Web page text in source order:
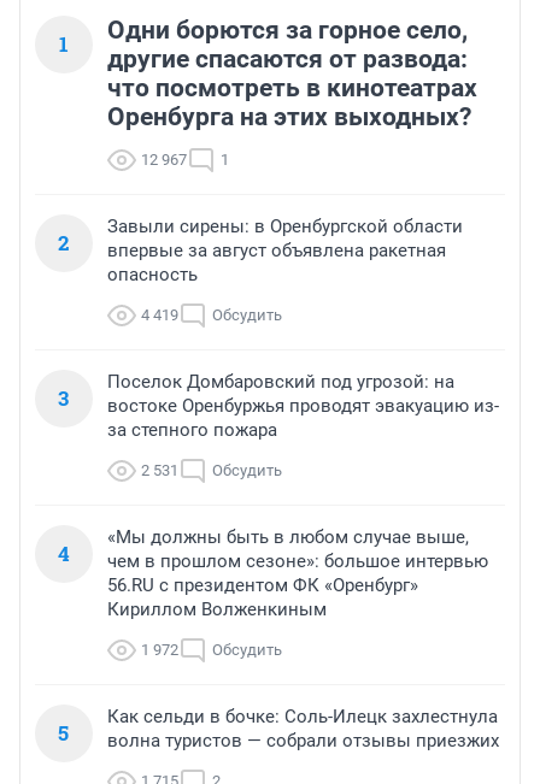
1
Одни борются за горное село,
другие спасаются от развода:
что посмотреть в кинотеатрах
Оренбурга на этих выходных?
12 967 1
2
Завыли сирены: в Оренбургской области
впервые за август объявлена ракетная
опасность
4 419 Обсудить
3
Поселок Домбаровский под угрозой: на
востоке Оренбуржья проводят эвакуацию из-
за степного пожара
2 531 Обсудить
4
«Мы должны быть в любом случае выше,
чем в прошлом сезоне»: большое интервью
56.RU с президентом ФК «Оренбург»
Кириллом Волженкиным
1 972 Обсудить
5
Как сельди в бочке: Соль-Илецк захлестнула
волна туристов — собрали отзывы приезжих